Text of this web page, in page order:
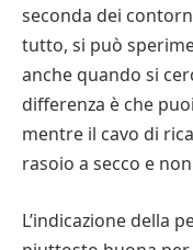
seconda dei
tutto, si può
anche quando si
differenza è che
mentre il cavo di
rasoio a secco e
L’indicazione della